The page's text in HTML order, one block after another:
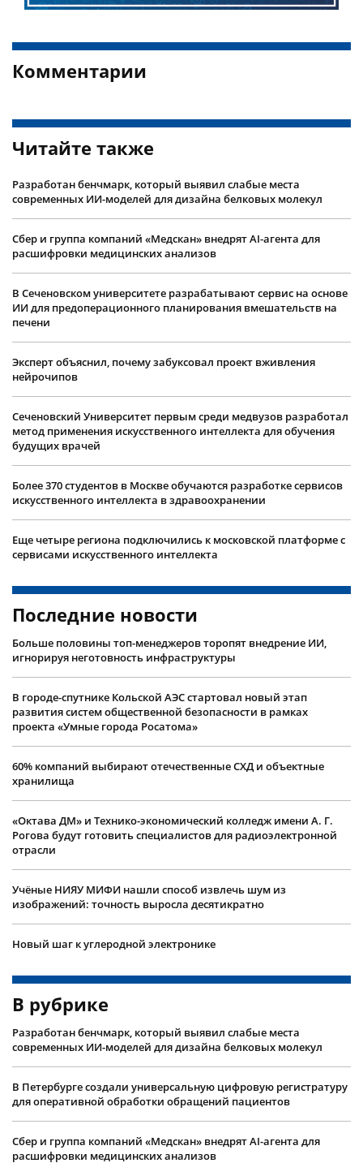
Комментарии
Читайте также
Разработан бенчмарк, который выявил слабые места
современных ИИ-моделей для дизайна белковых молекул
Сбер и группа компаний «Медскан» внедрят AI-агента для
расшифровки медицинских анализов
В Сеченовском университете разрабатывают сервис на основе
ИИ для предоперационного планирования вмешательств на
печени
Эксперт объяснил, почему забуксовал проект вживления
нейрочипов
Сеченовский Университет первым среди медвузов разработал
метод применения искусственного интеллекта для обучения
будущих врачей
Более 370 студентов в Москве обучаются разработке сервисов
искусственного интеллекта в здравоохранении
Еще четыре региона подключились к московской платформе с
сервисами искусственного интеллекта
Последние новости
Больше половины топ-менеджеров торопят внедрение ИИ,
игнорируя неготовность инфраструктуры
В городе-спутнике Кольской АЭС стартовал новый этап
развития систем общественной безопасности в рамках
проекта «Умные города Росатома»
60% компаний выбирают отечественные СХД и объектные
хранилища
«Октава ДМ» и Технико-экономический колледж имени А. Г.
Рогова будут готовить специалистов для радиоэлектронной
отрасли
Учëные НИЯУ МИФИ нашли способ извлечь шум из
изображений: точность выросла десятикратно
Новый шаг к углеродной электронике
В рубрике
Разработан бенчмарк, который выявил слабые места
современных ИИ-моделей для дизайна белковых молекул
В Петербурге создали универсальную цифровую регистратуру
для оперативной обработки обращений пациентов
Сбер и группа компаний «Медскан» внедрят AI-агента для
расшифровки медицинских анализов